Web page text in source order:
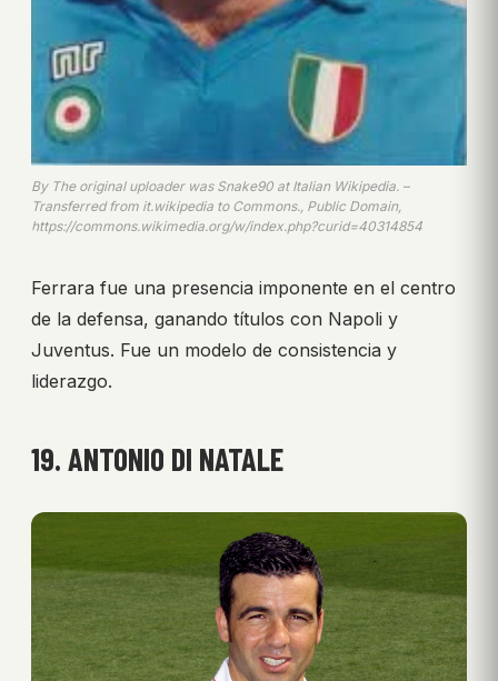
By The original uploader was Snake90 at Italian Wikipedia. –
Transferred from it.wikipedia to Commons., Public Domain,
https://commons.wikimedia.org/w/index.php?curid=40314854
Ferrara fue una presencia imponente en el centro
de la defensa, ganando títulos con Napoli y
Juventus. Fue un modelo de consistencia y
liderazgo.
19. ANTONIO DI NATALE